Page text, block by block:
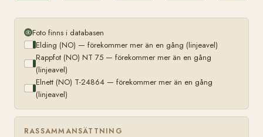
Foto finns i databasen
Elding (NO) — förekommer mer än en gång (linjeavel)
Rappfot (NO) NT 75 — förekommer mer än en gång
(linjeavel)
Elnett (NO) T-24864 — förekommer mer än en gång
(linjeavel)
RASSAMMANSÄTTNING